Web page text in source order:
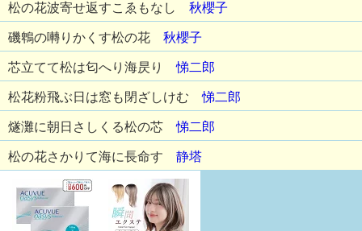
松の花波寄せ返すこゑもなし 秋櫻子
磯鵯の囀りかくす松の花 秋櫻子
芯立てて松は匂へり海昃り悌二郎
松花粉飛ぶ日は窓も閉ざしけむ悌二郎
燧灘に朝日さしくる松の芯悌二郎
松の花さかりて海に長命す 静塔